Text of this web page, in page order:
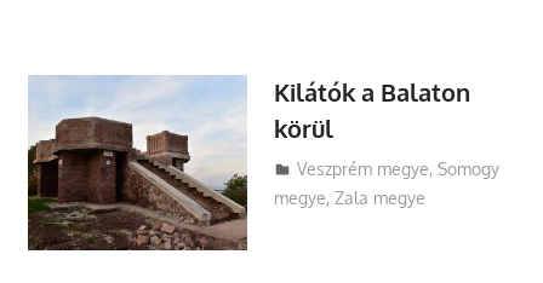
Kilátók a Balaton
körül
Utazasok.org
Veszprém megye,Somogy
megye, Zala megye